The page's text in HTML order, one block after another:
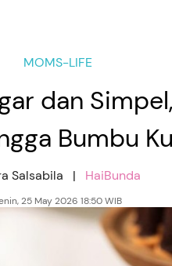
MOMS-LIFE
dan
Bumbu
Salsabila | HaiBunda
25 May 2026 18:50 WIB